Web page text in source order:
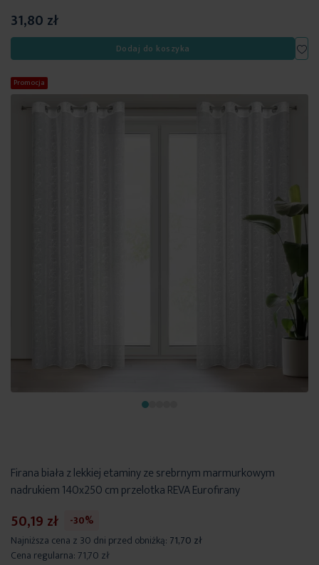
31,80 zł
Dodaj do koszyka
Promocja
Firana biała z lekkiej etaminy ze srebrnym marmurkowym
nadrukiem 140x250 cm przelotka REVA Eurofirany
50,19 zł
-30%
Najniższa cena z 30 dni przed obniżką: 71,70 zł
Cena regularna: 71,70 zł